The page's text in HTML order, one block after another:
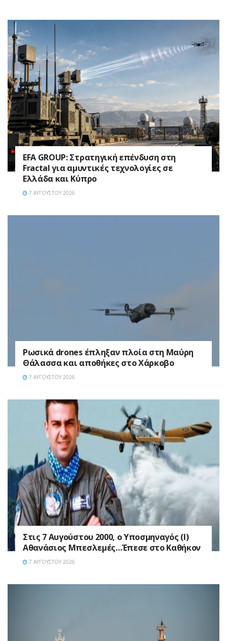
EFA GROUP: Στρατηγική επένδυση στη
Fractal για αμυντικές τεχνολογίες σε
Ελλάδα και Κύπρο
7 ΑΥΓΟΎΣΤΟΥ 2026
Ρωσικά drones έπληξαν πλοία στη Μαύρη
Θάλασσα και αποθήκες στο Χάρκοβο
7 ΑΥΓΟΎΣΤΟΥ 2026
Στις 7 Αυγούστου 2000, ο Υποσμηναγός (Ι)
Αθανάσιος Μπεσλεμές…Έπεσε στο Καθήκον
7 ΑΥΓΟΎΣΤΟΥ 2026